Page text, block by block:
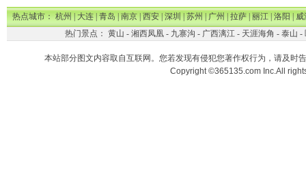
热点城市：杭州|大连|青岛|南京|西安|深圳|苏州|广州|拉萨|丽江|洛阳|威
热门景点： 黄山 - 湘西凤凰- 九寨沟 - 广西漓江- 天涯海角 - 泰山 -
本站部分图文内容取自互联网。您若发现有侵犯您著作权行为，请及时
Copyright ©365135.com Inc.All